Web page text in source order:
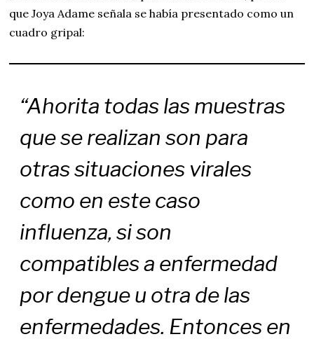
que Joya Adame señala se había presentado como un
cuadro gripal:
“Ahorita todas las muestras
que se realizan son para
otras situaciones virales
como en este caso
influenza, si son
compatibles a enfermedad
por dengue u otra de las
enfermedades. Entonces en